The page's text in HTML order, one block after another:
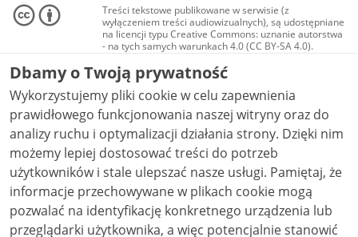
Treści tekstowe publikowane w serwisie (z
wyłączeniem treści audiowizualnych), są udostępniane
na licencji typu Creative Commons: uznanie autorstwa
- na tych samych warunkach 4.0 (CC BY-SA 4.0).
Materiały audiowizualne, w tym zdjęcia, materiały
audio i wideo, są udostępniane na licencji typu
Creative Commons: uznanie autorstwa użycie
niekomercyjne - bez utworów zależnych 4.0 (CC BY-
NC-ND 4.0), o ile nie jest to stwierdzone inaczej.
Dbamy o Twoją prywatność
Wykorzystujemy pliki cookie w celu zapewnienia
prawidłowego funkcjonowania naszej witryny oraz do
analizy ruchu i optymalizacji działania strony. Dzięki nim
możemy lepiej dostosować treści do potrzeb
użytkowników i stale ulepszać nasze usługi. Pamiętaj, że
informacje przechowywane w plikach cookie mogą
pozwalać na identyfikację konkretnego urządzenia lub
przeglądarki użytkownika, a więc potencjalnie stanowić